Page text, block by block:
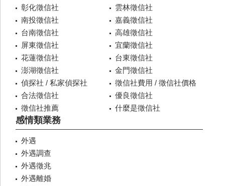
彰化徵信社
雲林徵信社
南投徵信社
嘉義徵信社
台南徵信社
高雄徵信社
屏東徵信社
宜蘭徵信社
花蓮徵信社
台東徵信社
澎湖徵信社
金門徵信社
偵探社 / 私家偵探社
徵信社費用 / 徵信社價格
合法徵信社
優良徵信社
徵信社推薦
什麼是徵信社
感情類業務
外遇
外遇調查
外遇徵兆
外遇離婚